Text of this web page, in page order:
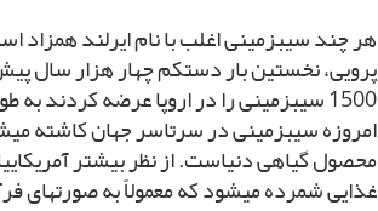
هر چند سیب‏زمینى اغلب با نام ایرلند همزاد
پرویى، نخستین بار دست‏کم چهار هزار سال
1500 سیب‏زمینى را در اروپا عرضه
امروزه سیب‏زمینى در سرتاسر جهان کاشته
محصول گیاهى دنیاست. از نظر بیشتر
غذایى شمرده مى‏شود که معمولاً به صورت‏هاى